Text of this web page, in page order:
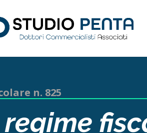
n. 825